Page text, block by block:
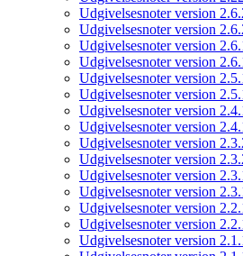
Udgivelsesnoter version
Udgivelsesnoter version
Udgivelsesnoter version
Udgivelsesnoter version
Udgivelsesnoter version
Udgivelsesnoter version
Udgivelsesnoter version
Udgivelsesnoter version
Udgivelsesnoter version
Udgivelsesnoter version
Udgivelsesnoter version
Udgivelsesnoter version
Udgivelsesnoter version
Udgivelsesnoter version
Udgivelsesnoter version